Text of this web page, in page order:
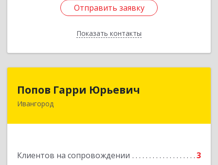
Отправить заявку
Показать контакты
Отправить заявку
Назад
Попов Гарри Юрьевич
Ивангород
Клиентов на сопровождении 3